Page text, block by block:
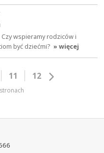
wspieramy rodziców i
być dziećmi? » więcej
11 12